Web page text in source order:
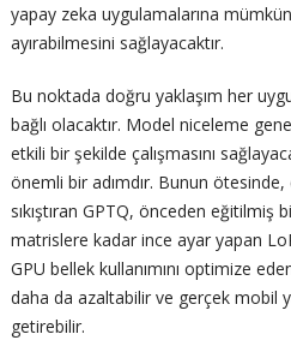
yapay zeka uygulamalarına
ayırabilmesini sağlayacaktır.
Bu noktada doğru yaklaşım her
bağlı olacaktır. Model niceleme
etkili bir şekilde çalışmasını
önemli bir adımdır. Bunun
sıkıştıran GPTQ, önceden eğitilmiş
matrislere kadar ince ayar yapan
GPU bellek kullanımını optimize
daha da azaltabilir ve gerçek mobil
getirebilir.